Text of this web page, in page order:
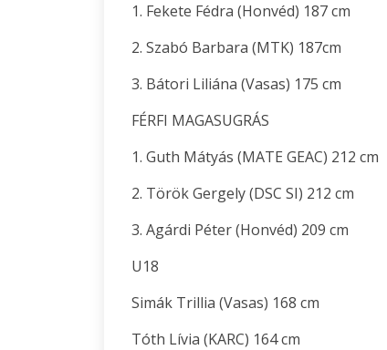
1. Fekete Fédra (Honvéd) 187 cm
2. Szabó Barbara (MTK) 187cm
3. Bátori Liliána (Vasas) 175 cm
FÉRFI MAGASUGRÁS
1. Guth Mátyás (MATE GEAC) 212 cm
2. Török Gergely (DSC SI) 212 cm
3. Agárdi Péter (Honvéd) 209 cm
U18
Simák Trillia (Vasas) 168 cm
Tóth Lívia (KARC) 164 cm